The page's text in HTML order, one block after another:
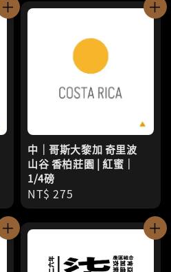
中｜哥斯大黎加 奇里波
山谷 香柏莊園 | 紅蜜｜
1/4磅
Regular
price
NT$ 275